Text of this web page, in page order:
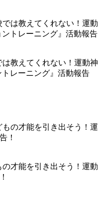
は教えてくれない！運動神
レーニング』活動報告
の才能を引き出そう！運動